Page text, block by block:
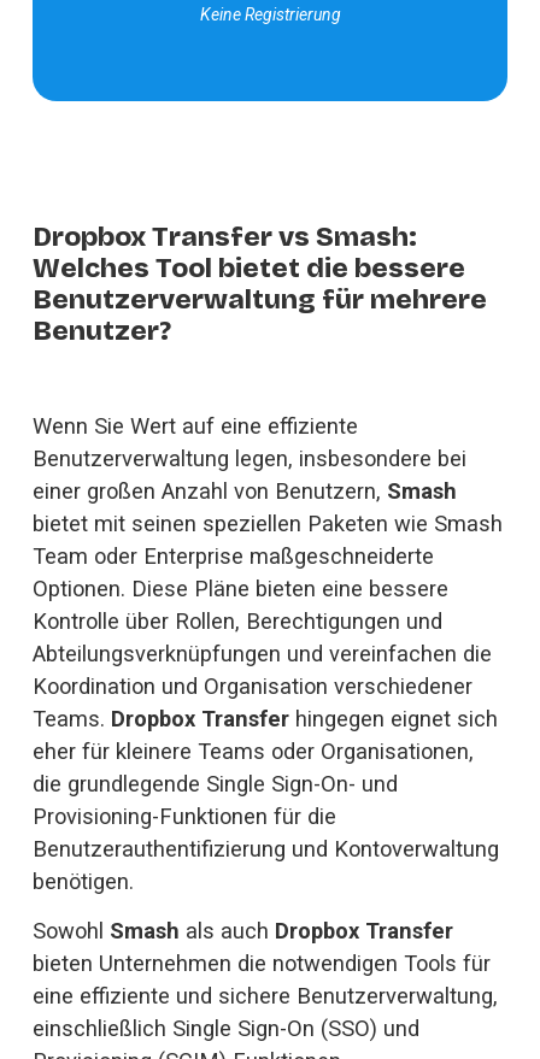
Keine Registrierung
Dropbox Transfer vs Smash:
Welches Tool bietet die bessere
Benutzerverwaltung für mehrere
Benutzer?
Wenn Sie Wert auf eine effiziente
Benutzerverwaltung legen, insbesondere bei
einer großen Anzahl von Benutzern, Smash
bietet mit seinen speziellen Paketen wie Smash
Team oder Enterprise maßgeschneiderte
Optionen. Diese Pläne bieten eine bessere
Kontrolle über Rollen, Berechtigungen und
Abteilungsverknüpfungen und vereinfachen die
Koordination und Organisation verschiedener
Teams. Dropbox Transfer hingegen eignet sich
eher für kleinere Teams oder Organisationen,
die grundlegende Single Sign-On- und
Provisioning-Funktionen für die
Benutzerauthentifizierung und Kontoverwaltung
benötigen.
Sowohl Smash als auch Dropbox Transfer
bieten Unternehmen die notwendigen Tools für
eine effiziente und sichere Benutzerverwaltung,
einschließlich Single Sign-On (SSO) und